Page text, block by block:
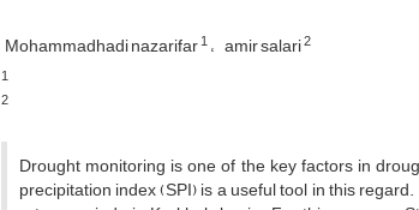
Mohammadhadi nazarifar1 amir salari2
1
2
Drought monitoring is one of the key factors in
precipitation index (SPI) is a useful tool in this